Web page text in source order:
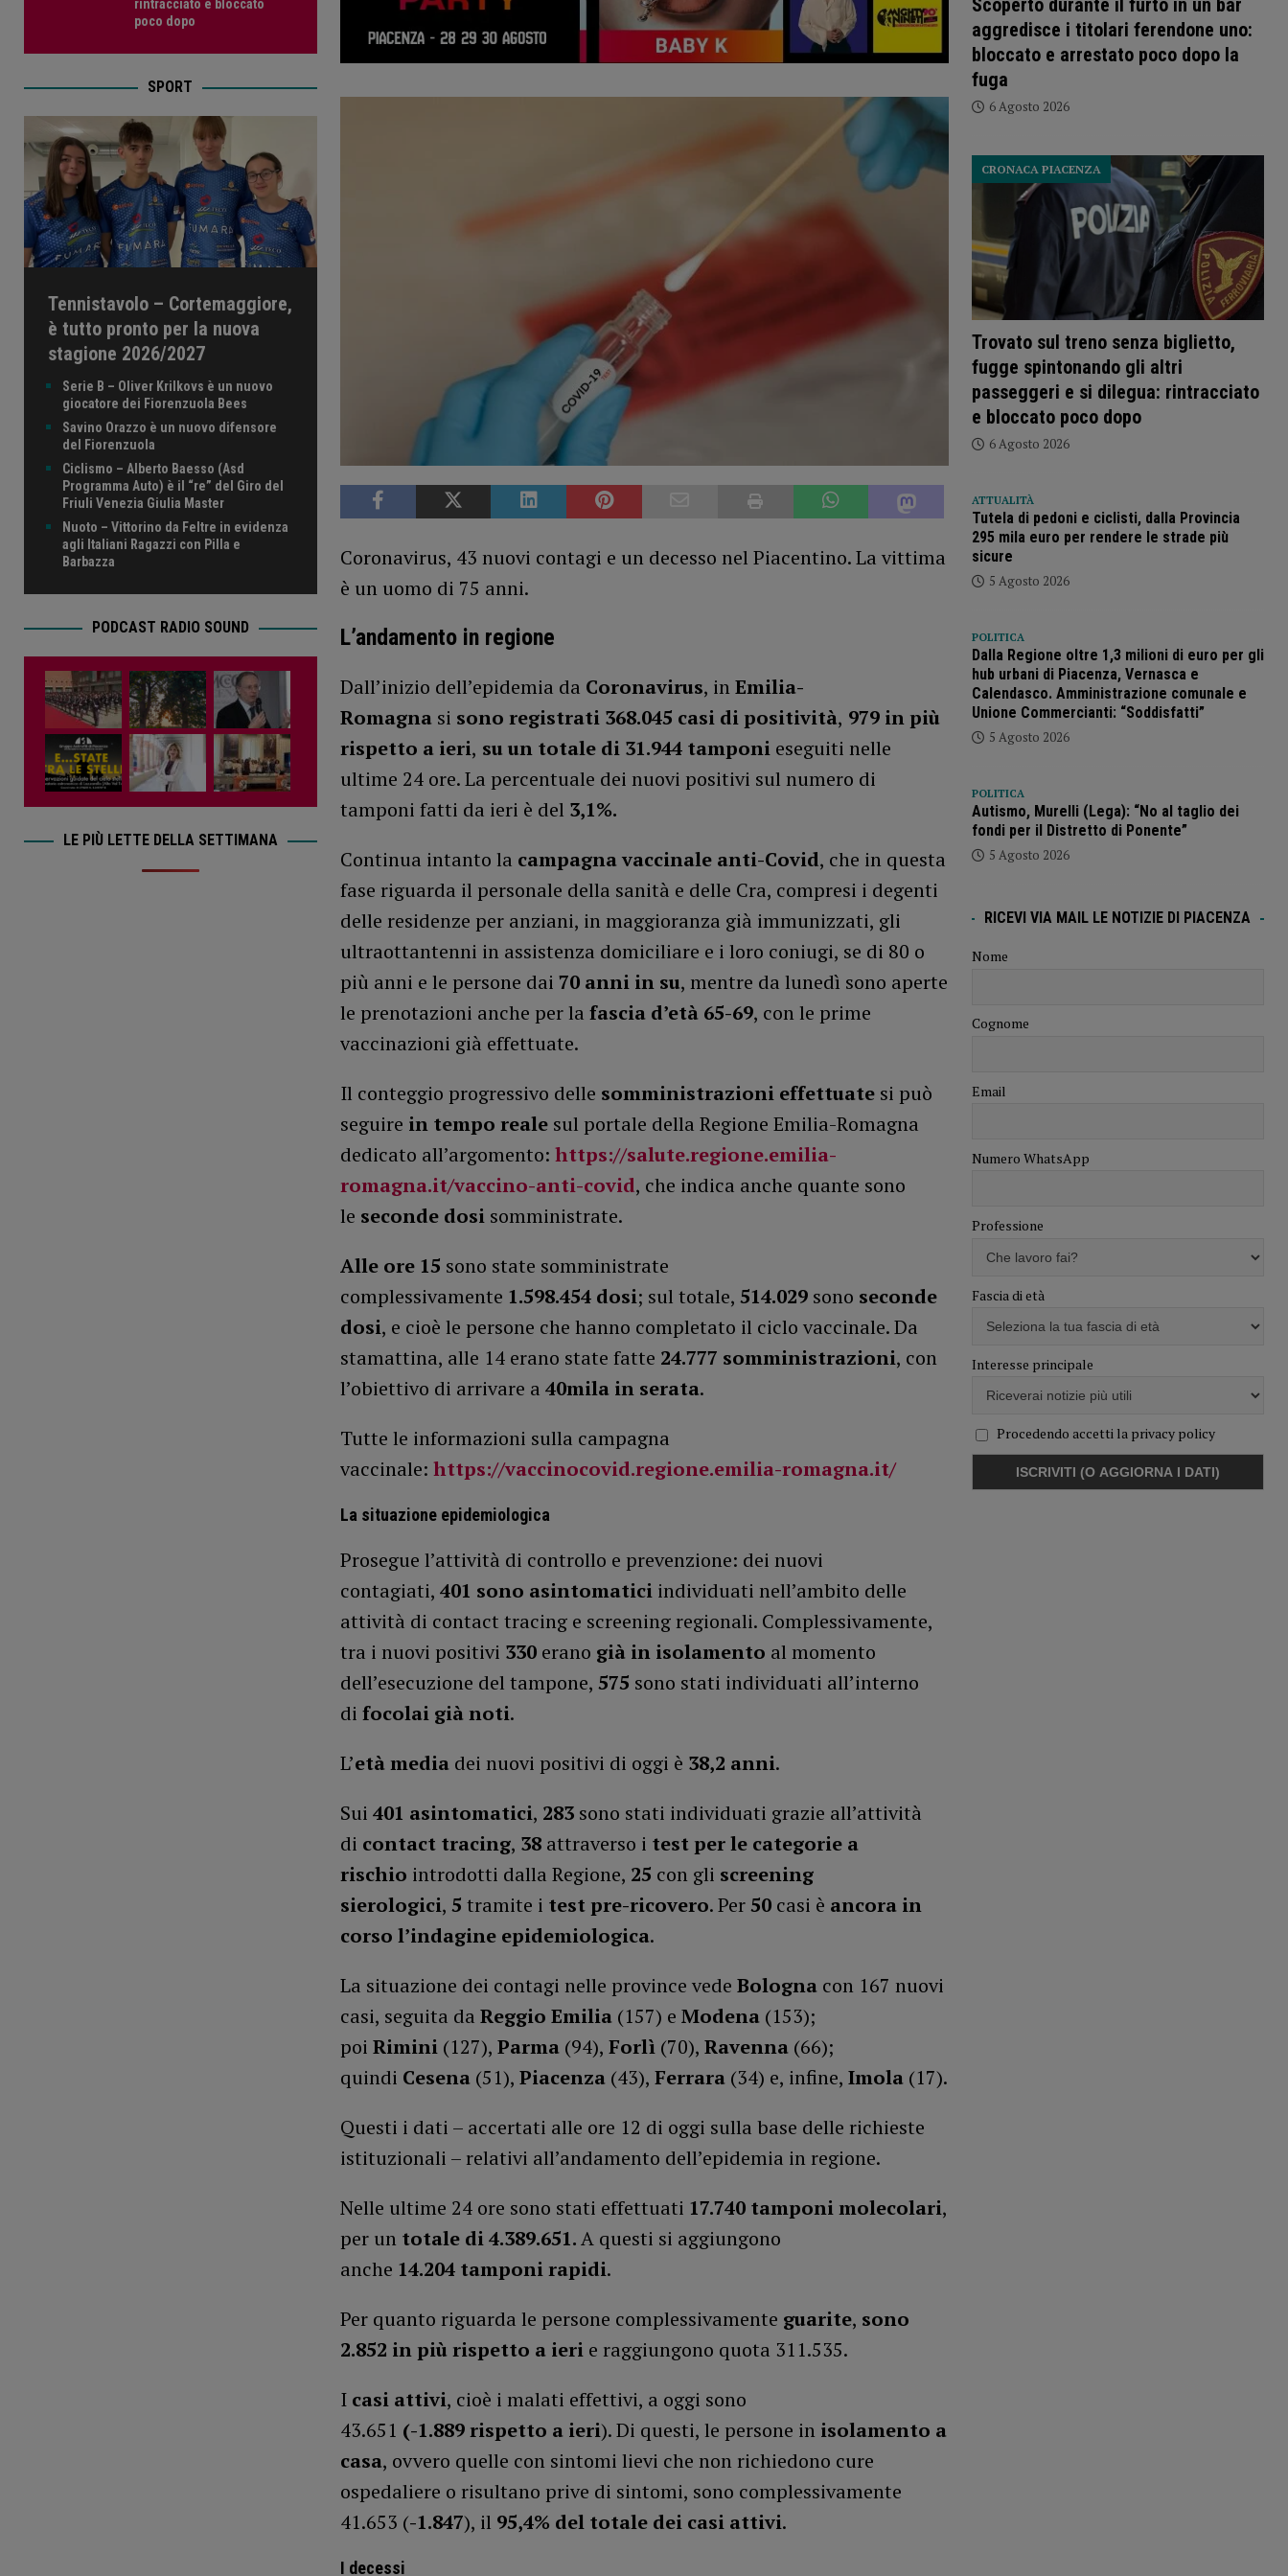
Coronavirus, 43 nuovi contagi e un decesso nel Piacentino. La vittima
è un uomo di 75 anni.
L’andamento in regione
Dall’inizio dell’epidemia da Coronavirus, inEmilia-
Romagnasi sono registrati 368.045 casi di positività, 979 in più
rispetto a ieri, su un totale di 31.944 tamponieseguiti nelle
ultime 24 ore. La percentuale dei nuovi positivi sul numero di
tamponi fatti da ieri è del 3,1%.
Continua intanto la campagna vaccinale anti-Covid, che in questa
fase riguarda il personale della sanità e delle Cra, compresi i degenti
delle residenze per anziani, in maggioranza già immunizzati, gli
ultraottantenni in assistenza domiciliare e i loro coniugi, se di 80 o
più anni e le persone dai 70 anni in su, mentre da lunedì sono aperte
le prenotazioni anche per la fascia d’età 65-69, con le prime
vaccinazioni già effettuate.
Il conteggio progressivo delle somministrazioni effettuatesi può
seguire in tempo realesul portale della Regione Emilia-Romagna
dedicato all’argomento: https://salute.regione.emilia-
romagna.it/vaccino-anti-covid, che indica anche quante sono
le seconde dosisomministrate.
Alle ore 15 sono state somministrate
complessivamente 1.598.454 dosi; sul totale, 514.029sono seconde
dosi, e cioè le persone che hanno completato il ciclo vaccinale. Da
stamattina, alle 14 erano state fatte 24.777 somministrazioni, con
l’obiettivo di arrivare a 40mila in serata.
Tutte le informazioni sulla campagna
vaccinale: https://vaccinocovid.regione.emilia-romagna.it/
La situazione epidemiologica
Prosegue l’attività di controllo e prevenzione: dei nuovi
contagiati, 401 sono asintomaticiindividuati nell’ambito delle
attività di contact tracing e screening regionali. Complessivamente,
tra i nuovi positivi 330 erano già in isolamento al momento
dell’esecuzione del tampone, 575 sono stati individuati all’interno
di focolai già noti.
L’età media dei nuovi positivi di oggi è 38,2 anni.
Sui 401 asintomatici, 283sono stati individuati grazie all’attività
di contact tracing, 38attraverso i test per le categorie a
rischio introdotti dalla Regione, 25 con gli screening
sierologici, 5 tramite i test pre-ricovero. Per50casi è ancora in
corso l’indagine epidemiologica.
La situazione dei contagi nelle province vede Bolognacon 167 nuovi
casi, seguita da Reggio Emilia (157) e Modena(153);
poi Rimini(127), Parma(94), Forlì(70), Ravenna(66);
quindi Cesena(51), Piacenza(43), Ferrara(34) e, infine, Imola (17).
Questi i dati – accertati alle ore 12 di oggi sulla base delle richieste
istituzionali – relativi all’andamento dell’epidemia in regione.
Nelle ultime 24 ore sono stati effettuati 17.740 tamponi molecolari,
per un totale di 4.389.651.A questi si aggiungono
anche 14.204 tamponi rapidi.
Per quanto riguarda le persone complessivamente guarite, sono
2.852 in più rispetto a ierie raggiungono quota 311.535.
I casi attivi, cioè i malati effettivi, a oggi sono
43.651 (-1.889rispetto a ieri). Di questi, le persone in isolamento a
casa, ovvero quelle con sintomi lievi che non richiedono cure
ospedaliere o risultano prive di sintomi, sono complessivamente
41.653 (-1.847), il 95,4% del totale dei casi attivi.
I decessi
rintracciato e bloccato
poco dopo
SPORT
Tennistavolo – Cortemaggiore,
è tutto pronto per la nuova
stagione 2026/2027
Serie B – Oliver Krilkovs è un nuovo
giocatore dei Fiorenzuola Bees
Savino Orazzo è un nuovo difensore
del Fiorenzuola
Ciclismo – Alberto Baesso (Asd
Programma Auto) è il “re” del Giro del
Friuli Venezia Giulia Master
Nuoto – Vittorino da Feltre in evidenza
agli Italiani Ragazzi con Pilla e
Barbazza
PODCAST RADIO SOUND
LE PIÙ LETTE DELLA SETTIMANA
Scoperto durante il furto in un bar
aggredisce i titolari ferendone uno:
bloccato e arrestato poco dopo la
fuga
6 Agosto 2026
Trovato sul treno senza biglietto,
fugge spintonando gli altri
passeggeri e si dilegua: rintracciato
e bloccato poco dopo
CRONACA PIACENZA
6 Agosto 2026
ATTUALITÀ
Tutela di pedoni e ciclisti, dalla Provincia
295 mila euro per rendere le strade più
sicure
5 Agosto 2026
POLITICA
Dalla Regione oltre 1,3 milioni di euro per gli
hub urbani di Piacenza, Vernasca e
Calendasco. Amministrazione comunale e
Unione Commercianti: “Soddisfatti”
5 Agosto 2026
POLITICA
Autismo, Murelli (Lega): “No al taglio dei
fondi per il Distretto di Ponente”
5 Agosto 2026
RICEVI VIA MAIL LE NOTIZIE DI PIACENZA
Nome
Cognome
Email
Numero WhatsApp
Professione
Fascia di età
Interesse principale
Procedendo accetti la privacy policy